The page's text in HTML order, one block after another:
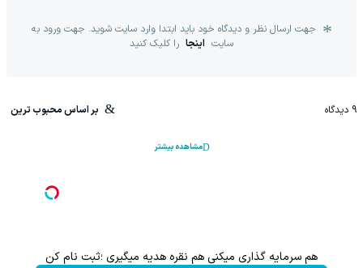
جهت ارسال نظر و دیدگاه خود باید ابتدا وارد سایت شوید. جهت ورود به
سایت اینجا را کلیک کنید
9 دیدگاه بر اساس محبوب ترین
مشاهده بیشتر
گذاری میکنی هم نقره هدیه میگیری ؛ثبت نام کن با خرید اول از گریم 200